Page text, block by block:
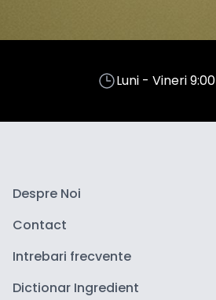
Luni - Vineri
Despre Noi
Contact
Intrebari frecvente
Dictionar Ingredient